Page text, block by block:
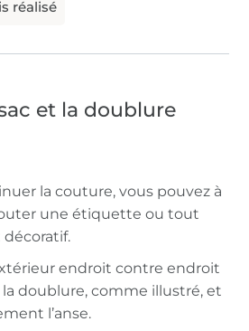
et la doublure
la couture, vous pouvez à
une étiquette ou tout
endroit contre endroit
la doublure, comme illustré, et
l’anse.